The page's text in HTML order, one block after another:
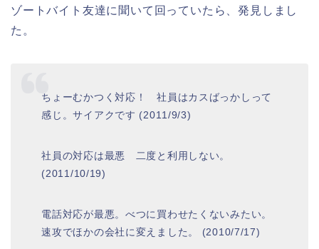
ゾートバイト友達に聞いて回っていたら、発見しまし
た。
ちょーむかつく対応！ 社員はカスばっかしって
感じ。サイアクです (2011/9/3)
社員の対応は最悪 二度と利用しない。
(2011/10/19)
電話対応が最悪。べつに買わせたくないみたい。
速攻でほかの会社に変えました。 (2010/7/17)